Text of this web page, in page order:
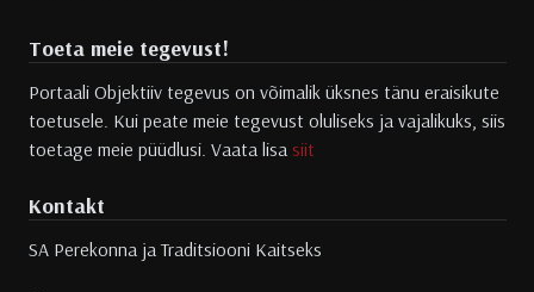
Toeta meie tegevust!
Portaali Objektiiv tegevus on võimalik üksnes tänu eraisikute
toetusele. Kui peate meie tegevust oluliseks ja vajalikuks, siis
toetage meie püüdlusi. Vaata lisa siit
Kontakt
SA Perekonna ja Traditsiooni Kaitseks